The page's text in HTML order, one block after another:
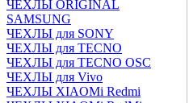
ЧЕХЛЫ ORIGINAL
SAMSUNG
ЧЕХЛЫ для SONY
ЧЕХЛЫ для TECNO
ЧЕХЛЫ для TECNO OSC
ЧЕХЛЫ для Vivo
ЧЕХЛЫ XIAOMi Redmi